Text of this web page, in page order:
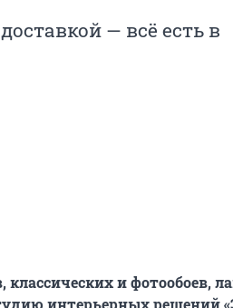
— всё есть в
и фотообоев,
интерьерных решений